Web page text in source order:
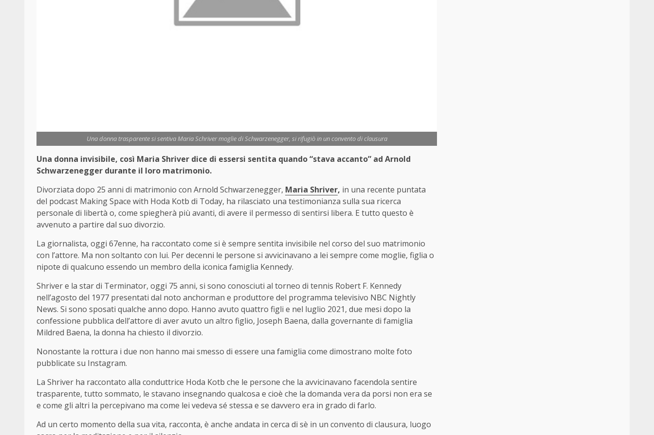
Una donna trasparente si sentiva Maria Schriver moglie di Schwarzenegger, si rifugiò in un convento di clausura
Una donna invisibile, così Maria Shriver dice di essersi sentita quando “stava accanto” ad Arnold
Schwarzenegger durante il loro matrimonio.
Divorziata dopo 25 anni di matrimonio con Arnold Schwarzenegger, Maria Shriver, in una recente puntata
del podcast Making Space with Hoda Kotb di Today, ha rilasciato una testimonianza sulla sua ricerca
personale di libertà o, come spiegherà più avanti, di avere il permesso di sentirsi libera. E tutto questo è
avvenuto a partire dal suo divorzio.
La giornalista, oggi 67enne, ha raccontato come si è sempre sentita invisibile nel corso del suo matrimonio
con l’attore. Ma non soltanto con lui. Per decenni le persone si avvicinavano a lei sempre come moglie, figlia o
nipote di qualcuno essendo un membro della iconica famiglia Kennedy.
Shriver e la star di Terminator, oggi 75 anni, si sono conosciuti al torneo di tennis Robert F. Kennedy
nell’agosto del 1977 presentati dal noto anchorman e produttore del programma televisivo NBC Nightly
News. Si sono sposati qualche anno dopo. Hanno avuto quattro figli e nel luglio 2021, due mesi dopo la
confessione pubblica dell’attore di aver avuto un altro figlio, Joseph Baena, dalla governante di famiglia
Mildred Baena, la donna ha chiesto il divorzio.
Nonostante la rottura i due non hanno mai smesso di essere una famiglia come dimostrano molte foto
pubblicate su Instagram.
La Shriver ha raccontato alla conduttrice Hoda Kotb che le persone che la avvicinavano facendola sentire
trasparente, tutto sommato, le stavano insegnando qualcosa e cioè che la domanda vera da porsi non era se
e come gli altri la percepivano ma come lei vedeva sé stessa e se davvero era in grado di farlo.
Ad un certo momento della sua vita, racconta, è anche andata in cerca di sè in un convento di clausura, luogo